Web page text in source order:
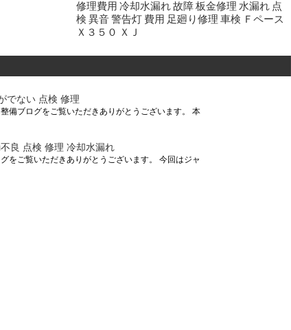
修理費用 冷却水漏れ 故障 板金修理 水漏れ 点
検 異音 警告灯 費用 足廻り修理 車検 Ｆペース
Ｘ３５０
ＸＪ
でない 点検 修理
備ブログをご覧いただきありがとうございます。 本
良 点検 修理 冷却水漏れ
をご覧いただきありがとうございます。 今回はジャ